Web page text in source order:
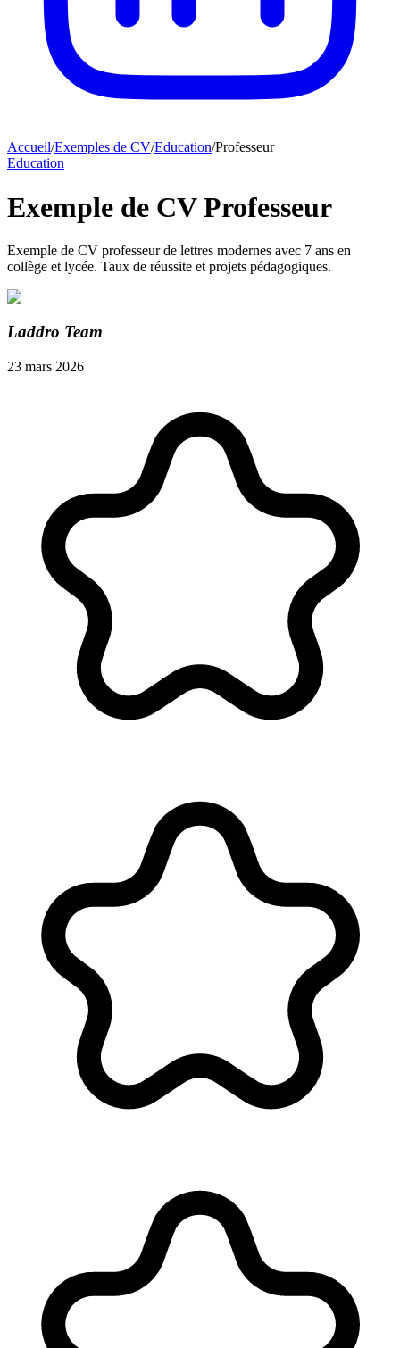
Accueil/Exemples de CV/Education/Professeur
Education
Exemple de CV Professeur
Exemple de CV professeur de lettres modernes avec 7 ans en
collège et lycée. Taux de réussite et projets pédagogiques.
Laddro Team
23 mars 2026